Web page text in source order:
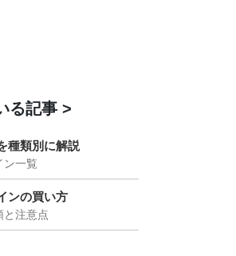
る記事
種類別に解説
ン一覧
ンの買い方
と注意点